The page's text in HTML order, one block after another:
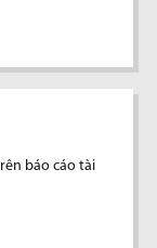
báo cáo tài